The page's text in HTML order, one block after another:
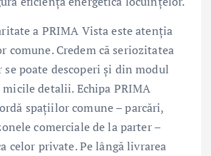
a PRIMA Vista este atenția
comune. Credem că seriozitatea
poate descoperi și din modul
micile detalii. Echipa PRIMA
spațiilor comune – parcări,
comerciale de la parter –
celor private. Pe lângă livrarea